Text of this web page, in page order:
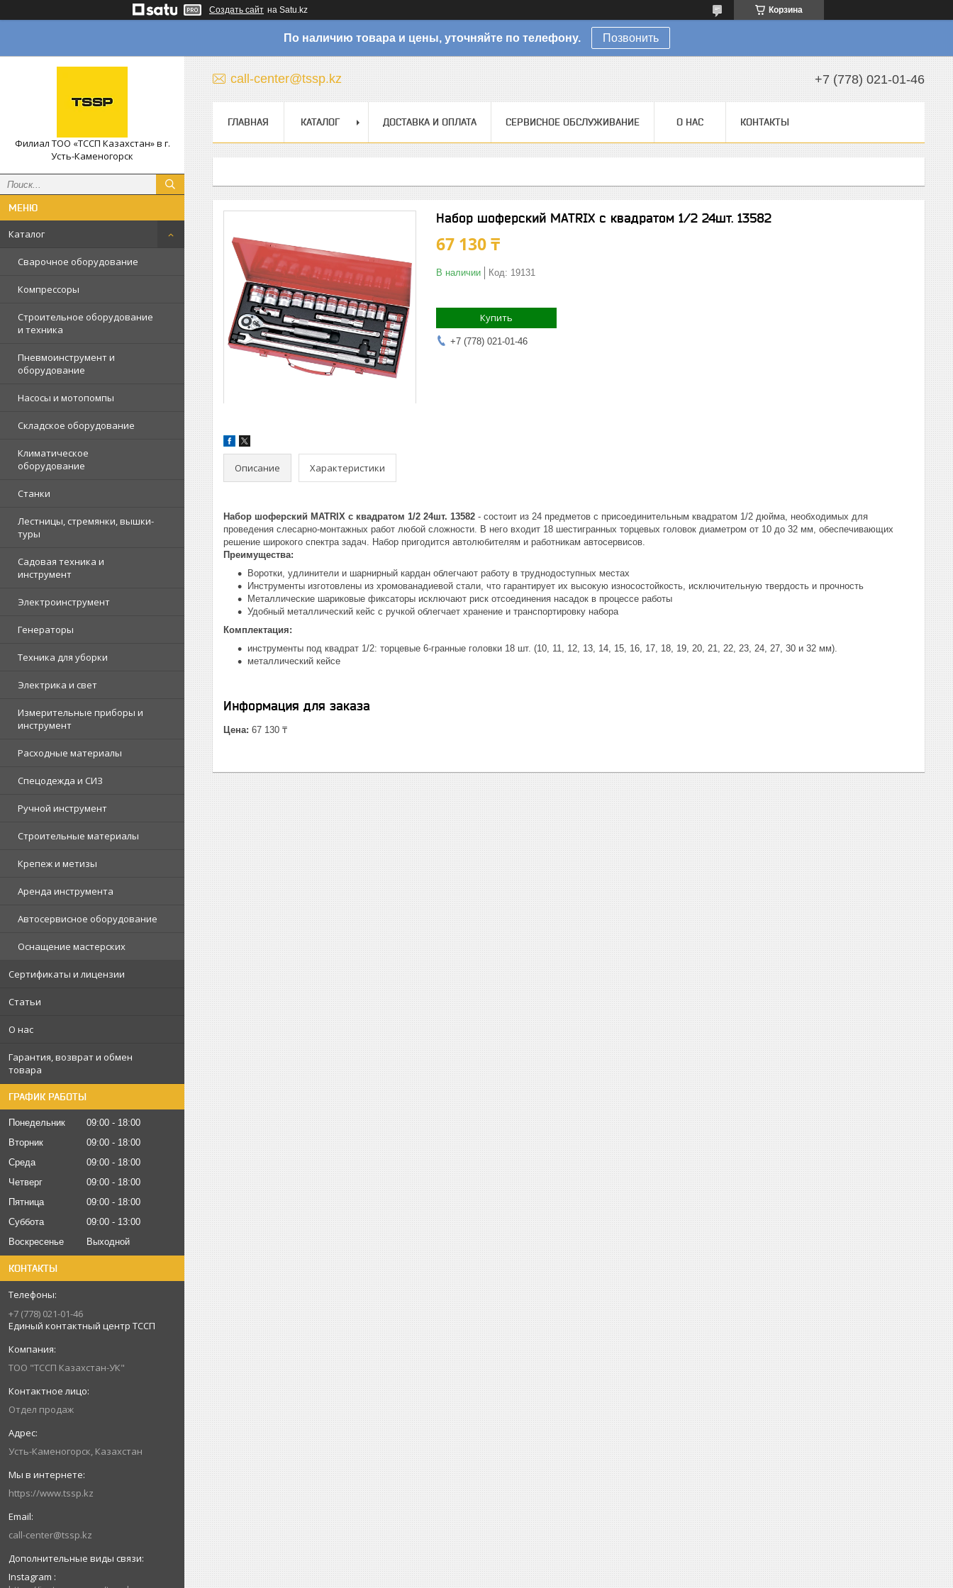
Создать сайт на Satu.kz Корзина
По наличию товара и цены, уточняйте по телефону. Позвонить
Филиал ТОО «ТССП Казахстан» в г.
Усть-Каменогорск
Каталог
Сварочное оборудование
Компрессоры
Строительное оборудование
и техника
Пневмоинструмент и
оборудование
Насосы и мотопомпы
Складское оборудование
Климатическое
оборудование
Станки
Лестницы, стремянки, вышки-
туры
Садовая техника и
инструмент
Электроинструмент
Генераторы
Техника для уборки
Электрика и свет
Измерительные приборы и
инструмент
Расходные материалы
Спецодежда и СИЗ
Ручной инструмент
Строительные материалы
Крепеж и метизы
Аренда инструмента
Автосервисное оборудование
Оснащение мастерских
Сертификаты и лицензии
Статьи
О нас
Гарантия, возврат и обмен
товара
ГРАФИК РАБОТЫ
Понедельник 09:00
18:00
Вторник
09:00
18:00
Среда
09:00
18:00
Четверг
09:00
18:00
Пятница
09:00
18:00
Суббота
09:00
13:00
Воскресенье
Выходной
КОНТАКТЫ
+7 (778) 021-01-46
Единый контактный центр ТССП
ТОО "ТССП Казахстан-УК"
Отдел продаж
Усть-Каменогорск, Казахстан
https://www.tssp.kz
call-center@tssp.kz
Instagram
call-center@tssp.kz +7 (778) 021-01-46
ГЛАВНАЯ КАТАЛОГ ДОСТАВКА И ОПЛАТА СЕРВИСНОЕ ОБСЛУЖИВАНИЕ О НАС КОНТАКТЫ
Набор шоферский MATRIX с квадратом 1/2 24шт. 13582
67 130 ₸
В наличии Код: 19131
Купить
+7 (778) 021-01-46
Описание Характеристики
Набор шоферский MATRIX с квадратом 1/2 24шт. 13582 - состоит из 24 предметов с присоединительным квадратом 1/2 дюйма, необходимых для
проведения слесарно-монтажных работ любой сложности. В него входит 18 шестигранных торцевых головок диаметром от 10 до 32 мм, обеспечивающих
решение широкого спектра задач. Набор пригодится автолюбителям и работникам автосервисов.
Преимущества:
Воротки, удлинители и шарнирный кардан облегчают работу в труднодоступных местах
Инструменты изготовлены из хромованадиевой стали, что гарантирует их высокую износостойкость, исключительную твердость и прочность
Металлические шариковые фиксаторы исключают риск отсоединения насадок в процессе работы
Удобный металлический кейс с ручкой облегчает хранение и транспортировку набора
Комплектация:
инструменты под квадрат 1/2: торцевые 6-гранные головки 18 шт. (10, 11, 12, 13, 14, 15, 16, 17, 18, 19, 20, 21, 22, 23, 24, 27, 30 и 32 мм).
металлический кейсе
Информация для заказа
Цена: 67 130 ₸